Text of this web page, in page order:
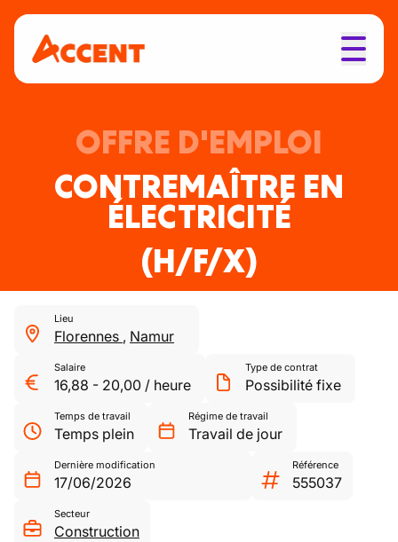
OFFRE D'EMPLOI
CONTREMAÎTRE EN
ÉLECTRICITÉ
(H/F/X)
Lieu
Florennes , Namur
Salaire
16,88 - 20,00 / heure
Type de contrat
Possibilité fixe
Temps de travail
Temps plein
Régime de travail
Travail de jour
Dernière modification
17/06/2026
Référence
555037
Secteur
Construction